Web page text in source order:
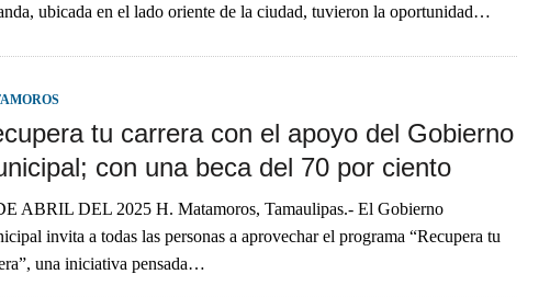
ubicada en el lado oriente de la ciudad, tuvieron la oportunidad…
tu carrera con el apoyo del Gobierno
con una beca del 70 por ciento
ABRIL DEL 2025 H. Matamoros, Tamaulipas.- El Gobierno
invita a todas las personas a aprovechar el programa “Recupera tu
una iniciativa pensada…